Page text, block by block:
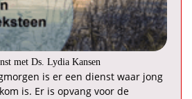
met Ds. Lydia Kansen
is er een dienst waar jong
is. Er is opvang voor de